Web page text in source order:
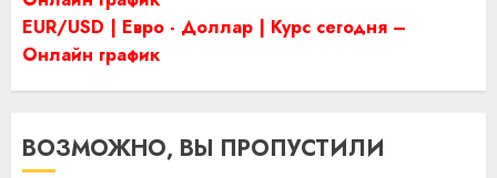
EUR/USD | Евро - Доллар | Курс сегодня –
Онлайн график
ВОЗМОЖНО, ВЫ ПРОПУСТИЛИ